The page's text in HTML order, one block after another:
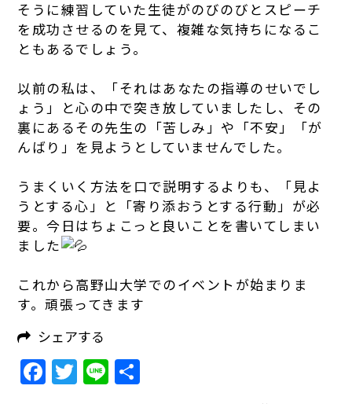
そうに練習していた生徒がのびのびとスピーチ
を成功させるのを見て、複雑な気持ちになるこ
ともあるでしょう。
以前の私は、「それはあなたの指導のせいでし
ょう」と心の中で突き放していましたし、その
裏にあるその先生の「苦しみ」や「不安」「が
んばり」を見ようとしていませんでした。
うまくいく方法を口で説明するよりも、「見よ
うとする心」と「寄り添おうとする行動」が必
要。今日はちょこっと良いことを書いてしまい
ました
これから高野山大学でのイベントが始まりま
す。頑張ってきます
シェアする
Facebook
Twitter
Line